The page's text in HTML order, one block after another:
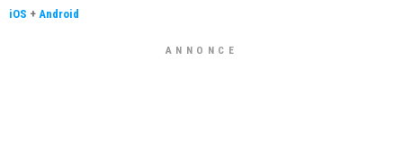
iOS + Android
ANNONCE